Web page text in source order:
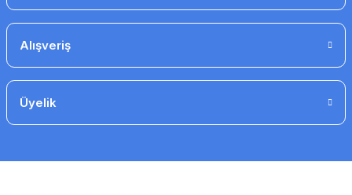
Alışveriş
Üyelik